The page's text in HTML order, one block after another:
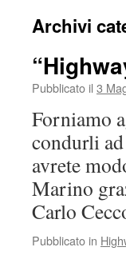
Archivi
Pubblicato il 3
Forniamo
condurli
avrete
Marino
Carlo
Pubblicato in